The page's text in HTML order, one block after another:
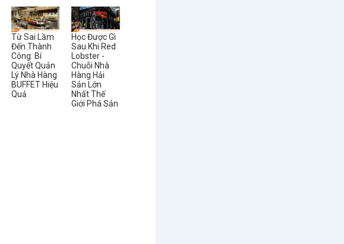
Từ Sai Lầm
Đến Thành
Công: Bí
Quyết Quản
Lý Nhà Hàng
BUFFET Hiệu
Quả
Học Được Gì
Sau Khi Red
Lobster -
Chuỗi Nhà
Hàng Hải
Sản Lớn
Nhất Thế
Giới Phá Sản